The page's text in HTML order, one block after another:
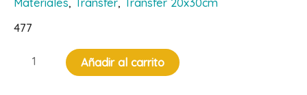
477
Transfer
Añadir al carrito